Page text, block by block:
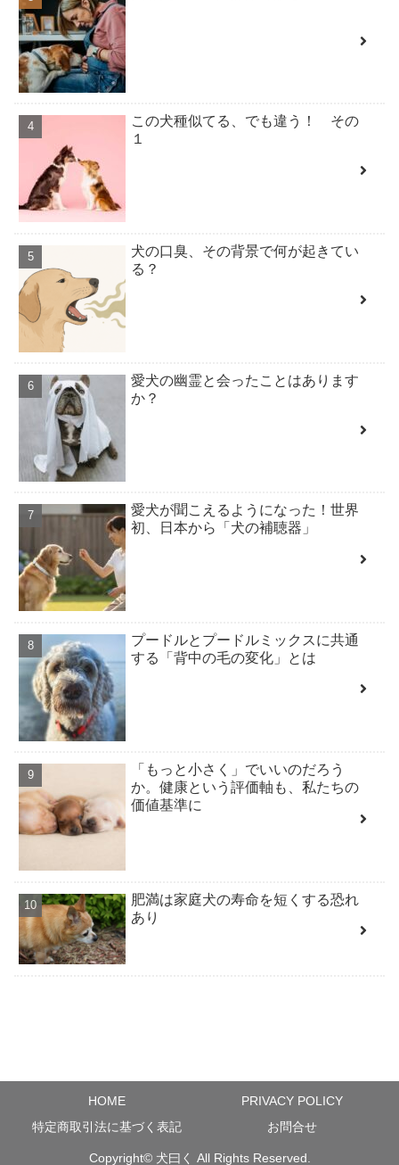
この犬種似てる、でも違う！ その
１
犬の口臭、その背景で何が起きてい
る？
愛犬の幽霊と会ったことはあります
か？
愛犬が聞こえるようになった！世界
初、日本から「犬の補聴器」
プードルとプードルミックスに共通
する「背中の毛の変化」とは
「もっと小さく」でいいのだろう
か。健康という評価軸も、私たちの
価値基準に
肥満は家庭犬の寿命を短くする恐れ
あり
HOME
PRIVACY POLICY
特定商取引法に基づく表記
お問合せ
Copyright© 犬曰く All Rights Reserved.